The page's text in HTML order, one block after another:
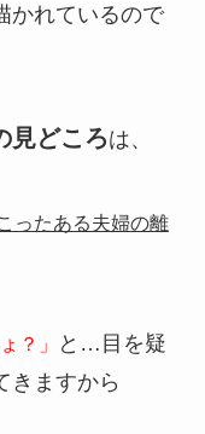
かれているので
見どころは、
ったある夫婦の離
？」
と…目を疑
きますから